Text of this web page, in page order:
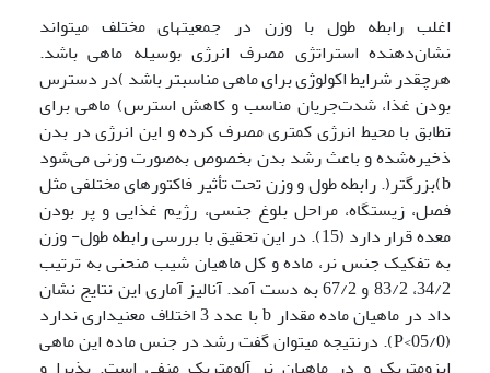
اغلب رابطه طول با وزن در جمعیت­های مختلف می­تواند
نشان‌دهنده استراتژی مصرف انرژی بوسیله ماهی باشد.
هرچقدر شرایط اکولوژی برای ماهی مناسب­تر باشد )در دسترس
بودن غذا، شدت‌جریان مناسب و کاهش استرس) ماهی برای
تطابق با محیط انرژی کمتری مصرف کرده و این انرژی در بدن
ذخیره‌شده و باعث رشد بدن بخصوص به‌صورت وزنی می‌شود
b)بزرگتر(. رابطه طول و وزن تحت تأثیر فاکتورهای مختلفی مثل
فصل، زیستگاه، مراحل بلوغ جنسی، رژیم غذایی و پر بودن
معده قرار دارد (15). در این تحقیق با بررسی رابطه طول- وزن
به تفکیک جنس نر، ماده و کل ماهیان شیب منحنی به ترتیب
34/2، 83/2 و 67/2 به دست آمد. آنالیز آماری این نتایج نشان
داد در ماهیان ماده مقدار b با عدد 3 اختلاف معنی­داری ندارد
(05/0>P). درنتیجه می­توان گفت رشد در جنس ماده این ماهی